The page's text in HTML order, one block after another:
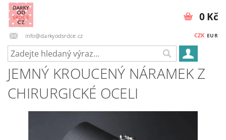
info@darkyodsrdce.cz CZK EUR
0 Kč
JEMNÝ KROUCENÝ NÁRAMEK Z
CHIRURGICKÉ OCELI